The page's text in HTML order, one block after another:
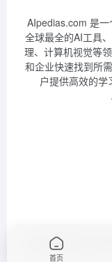
AIpedias.com 是
全球最全的AI工具
理、计算机视觉等
和企业快速找到所
户提供高效的学
Copyright © 2026
首页